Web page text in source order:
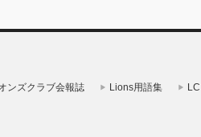
ンズクラブ会報誌 Lions用語集